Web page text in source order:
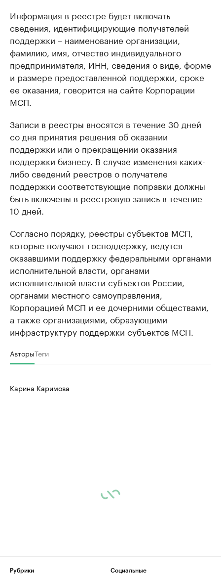
Информация в реестре будет включать
сведения, идентифицирующие получателей
поддержки – наименование организации,
фамилию, имя, отчество индивидуального
предпринимателя, ИНН, сведения о виде, форме
и размере предоставленной поддержки, сроке
ее оказания, говорится на сайте Корпорации
МСП.
Записи в реестры вносятся в течение 30 дней
со дня принятия решения об оказании
поддержки или о прекращении оказания
поддержки бизнесу. В случае изменения каких-
либо сведений реестров о получателе
поддержки соответствующие поправки должны
быть включены в реестровую запись в течение
10 дней.
Согласно порядку, реестры субъектов МСП,
которые получают господдержку, ведутся
оказавшими поддержку федеральными органами
исполнительной власти, органами
исполнительной власти субъектов России,
органами местного самоуправления,
Корпорацией МСП и ее дочерними обществами,
а также организациями, образующими
инфраструктуру поддержки субъектов МСП.
АвторыТеги
Карина Каримова
Рубрики
Социальные